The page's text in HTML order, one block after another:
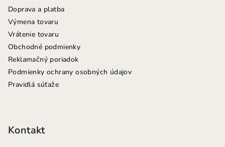
Doprava a platba
Výmena tovaru
Vrátenie tovaru
Obchodné podmienky
Reklamačný poriadok
Podmienky ochrany osobných údajov
Pravidlá súťaže
Kontakt